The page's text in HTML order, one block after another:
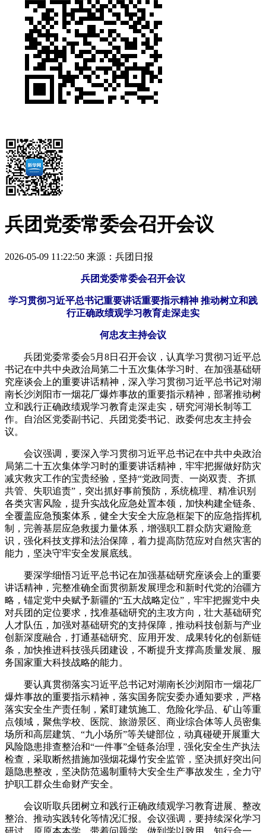
兵团党委常委会召开会议
2026-05-09 11:22:50 来源：兵团日报
兵团党委常委会召开会议
学习贯彻习近平总书记重要讲话重要指示精神 推动树立和践
行正确政绩观学习教育走深走实
何忠友主持会议
兵团党委常委会5月8日召开会议，认真学习贯彻习近平总
书记在中共中央政治局第二十五次集体学习时、在加强基础研
究座谈会上的重要讲话精神，深入学习贯彻习近平总书记对湖
南长沙浏阳市一烟花厂爆炸事故的重要指示精神，部署推动树
立和践行正确政绩观学习教育走深走实，研究河湖长制等工
作。自治区党委副书记、兵团党委书记、政委何忠友主持会
议。
会议强调，要深入学习贯彻习近平总书记在中共中央政治
局第二十五次集体学习时的重要讲话精神，牢牢把握做好防灾
减灾救灾工作的宝贵经验，坚持“党政同责、一岗双责、齐抓
共管、失职追责”，突出抓好事前预防，系统梳理、精准识别
各类灾害风险，提升实战化应急处置本领，加快构建全链条、
全覆盖应急预案体系，健全大安全大应急框架下的应急指挥机
制，完善基层应急救援力量体系，增强职工群众防灾避险意
识，强化科技支撑和法治保障，着力提高防范应对自然灾害的
能力，坚决守牢安全发展底线。
要深学细悟习近平总书记在加强基础研究座谈会上的重要
讲话精神，完整准确全面贯彻新发展理念和新时代党的治疆方
略，锚定党中央赋予新疆的“五大战略定位”，牢牢把握党中央
对兵团的定位要求，找准基础研究的主攻方向，壮大基础研究
人才队伍，加强对基础研究的支持保障，推动科技创新与产业
创新深度融合，打通基础研究、应用开发、成果转化的创新链
条，加快推进科技强兵团建设，不断提升支撑高质量发展、服
务国家重大科技战略的能力。
要认真贯彻落实习近平总书记对湖南长沙浏阳市一烟花厂
爆炸事故的重要指示精神，落实国务院安委办通知要求，严格
落实安全生产责任制，紧盯建筑施工、危险化学品、矿山等重
点领域，聚焦学校、医院、旅游景区、商业综合体等人员密集
场所和高层建筑、“九小场所”等关键部位，动真碰硬开展重大
风险隐患排查整治和“一件事”全链条治理，强化安全生产执法
检查，采取断然措施加强烟花爆竹安全监管，坚决抓好突出问
题隐患整改，坚决防范遏制重特大安全生产事故发生，全力守
护职工群众生命财产安全。
会议听取兵团树立和践行正确政绩观学习教育进展、整改
整治、推动实践转化等情况汇报。会议强调，要持续深化学习
研讨，原原本本学、带着问题学，做到学以致用、知行合一。